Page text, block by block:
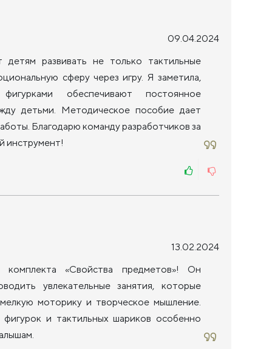
09.04.2024
детям развивать не только тактильные
сферу через игру. Я заметила,
обеспечивают постоянное
детьми. Методическое пособие дает
Благодарю команду разработчиков за
инструмент!
13.02.2024
«Свойства предметов»! Он
увлекательные занятия, которые
моторику и творческое мышление.
фигурок и тактильных шариков особенно